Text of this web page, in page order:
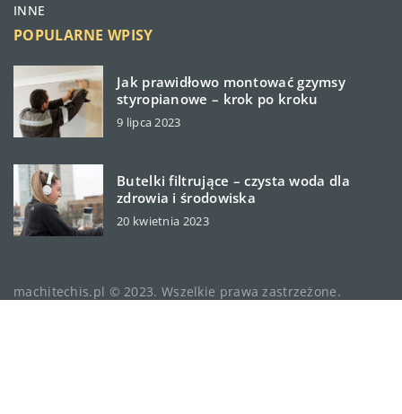
INNE
POPULARNE WPISY
Jak prawidłowo montować gzymsy
styropianowe – krok po kroku
9 lipca 2023
Butelki filtrujące – czysta woda dla
zdrowia i środowiska
20 kwietnia 2023
machitechis.pl © 2023. Wszelkie prawa zastrzeżone.